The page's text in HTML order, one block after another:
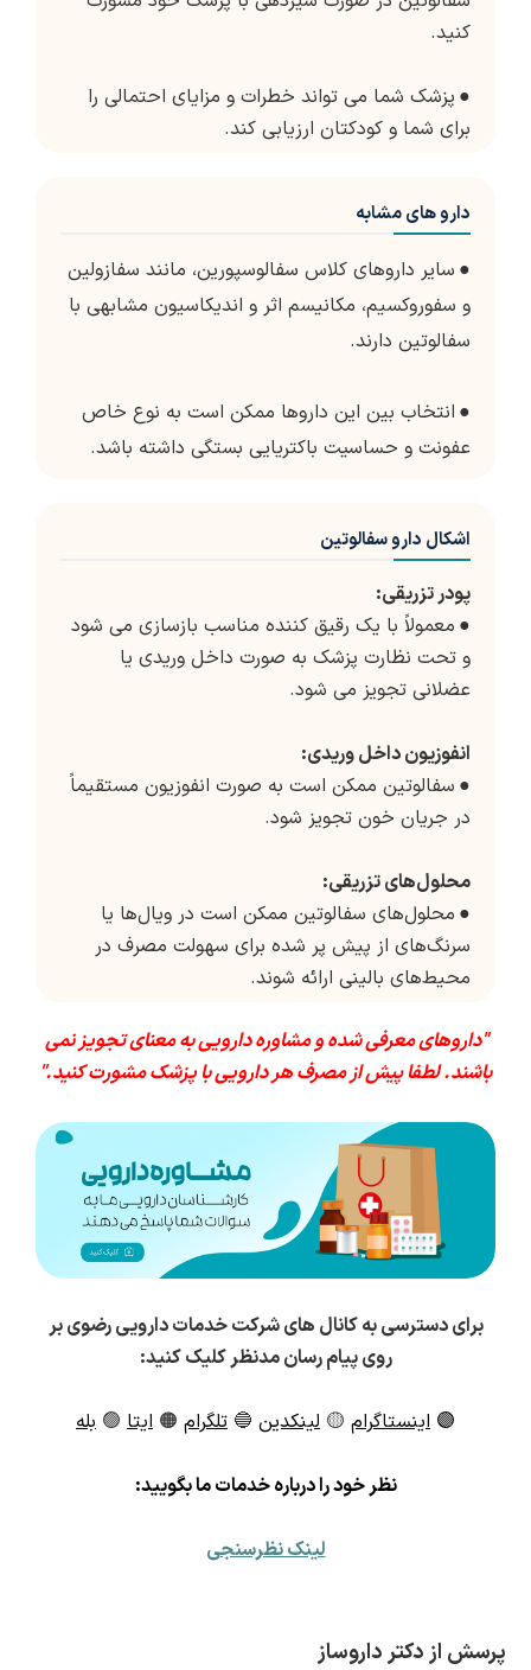
کنید.
● پزشک شما می تواند خطرات و مزایای احتمالی را
برای شما و کودکتان ارزیابی کند.
دارو های مشابه
● سایر داروهای کلاس سفالوسپورین، مانند سفازولین
و سفوروکسیم، مکانیسم اثر و اندیکاسیون مشابهی با
سفالوتین دارند.
● انتخاب بین این داروها ممکن است به نوع خاص
عفونت و حساسیت باکتریایی بستگی داشته باشد.
اشکال دارو سفالوتین
پودر تزریقی:
● معمولاً با یک رقیق کننده مناسب بازسازی می شود
و تحت نظارت پزشک به صورت داخل وریدی یا
عضلانی تجویز می شود.
انفوزیون داخل وریدی:
● سفالوتین ممکن است به صورت انفوزیون مستقیماً
در جریان خون تجویز شود.
محلول‌های تزریقی:
● محلول‌های سفالوتین ممکن است در ویال‌ها یا
سرنگ‌های از پیش پر شده برای سهولت مصرف در
محیط‌های بالینی ارائه شوند.
"داروهای معرفی شده و مشاوره دارویی به معنای تجویز نمی
باشند. لطفا پیش از مصرف هر دارویی با پزشک مشورت کنید."
برای دسترسی به کانال های شرکت خدمات دارویی رضوی بر
روی پیام رسان مدنظر کلیک کنید:
🟣 اینستاگرام 🟡 لینکدین 🔵 تلگرام 🟠 ایتا 🟢 بله
نظر خود را درباره خدمات ما بگویید:
لینک نظرسنجی
پرسش از دکتر داروساز